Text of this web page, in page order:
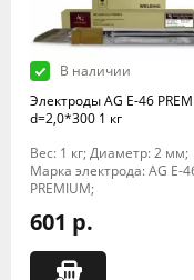
В наличии
Электроды AG E-46
d=2,0*300 1 кг
Вес: 1 кг; Диаметр: 2 мм;
Марка электрода: AG E-
PREMIUM;
601 р.